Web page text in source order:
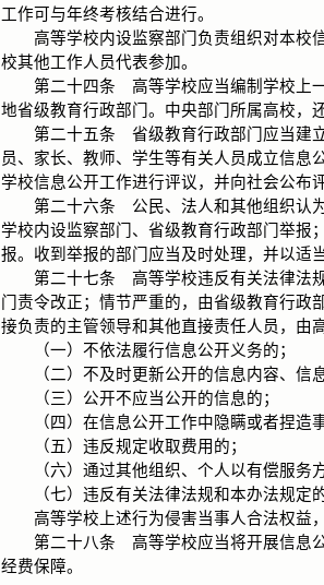
工作可与年终考核结合进行。
高等学校内设监察部门负责组织对本校信
校其他工作人员代表参加。
第二十四条 高等学校应当编制学校上一
地省级教育行政部门。中央部门所属高校，
第二十五条 省级教育行政部门应当建立
员、家长、教师、学生等有关人员成立信息
学校信息公开工作进行评议，并向社会公布
第二十六条 公民、法人和其他组织认为
学校内设监察部门、省级教育行政部门举报
报。收到举报的部门应当及时处理，并以适
第二十七条 高等学校违反有关法律法规
门责令改正；情节严重的，由省级教育行政
接负责的主管领导和其他直接责任人员，由
（一）不依法履行信息公开义务的；
（二）不及时更新公开的信息内容、信息
（三）公开不应当公开的信息的；
（四）在信息公开工作中隐瞒或者捏造事
（五）违反规定收取费用的；
（六）通过其他组织、个人以有偿服务方
（七）违反有关法律法规和本办法规定的
高等学校上述行为侵害当事人合法权益，
第二十八条 高等学校应当将开展信息公
经费保障。